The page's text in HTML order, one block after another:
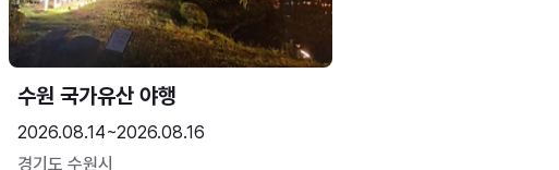
수원 국가유산 야행
2026.08.14~2026.08.16
경기도 수원시